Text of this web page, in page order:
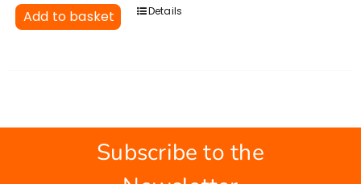
Add to basket Details
Subscribe to the